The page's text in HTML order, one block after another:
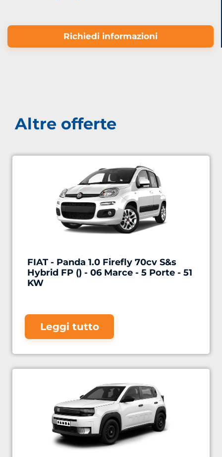
Richiedi informazioni
Altre offerte
FIAT - Panda 1.0 Firefly 70cv S&s
Hybrid FP () - 06 Marce - 5 Porte - 51
KW
Leggi tutto